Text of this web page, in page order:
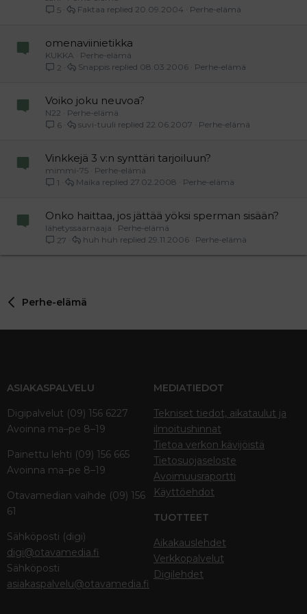
5
Perhe-elämä
20.09.2004
Faktaa
omenaviinietikka
KUKKA
Perhe-elämä
2
Perhe-elämä
08.03.2006
Snappis
Voiko joku neuvoa?
N22
Perhe-elämä
6
Perhe-elämä
22.06.2007
suvi-tuuli
Vinkkejä 3 v:n synttäri tarjoiluun?
mimmi-75
Perhe-elämä
1
Perhe-elämä
27.02.2008
Maika
Onko haittaa, jos jättää yöksi sperman sisään?
lähetyssaarnaaja
Perhe-elämä
27
Perhe-elämä
29.11.2006
huh huh
Perhe-elämä
ASIAKASPALVELU
Digipalvelut (09) 156 6227
Avoinna ma–pe 8–19
Painettu lehti (09) 156 665
Avoinna ma–pe 8–19
Otavamedian vaihde (09) 156
61
Sähköposti (digi)
digi@otavamedia.fi
Sähköposti
asiakaspalvelu@otavamedia.fi
MEDIATIEDOT
Tekniset tiedot, aikataulut ja
ilmoitushinnat
Tietoa verkon kävijöistä
Tietosuojaseloste
Avoimuusraportti
Käyttöehdot
TUOTTEET
Aikakauslehdet
Verkkopalvelut
Digilehdet